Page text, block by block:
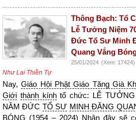
Thông Bạch: Tổ
Lễ Tưởng Niệm
Đức Tổ Sư Minh
Quang Vắng
25/01/2024 (Xem: 17424)
Như Lai Thiền Tự
Nay,Giáo Hội Phật Giáo Tăng Già
Giới thành kínhtổ chức: LỄ TƯỞNG
NĂM ĐỨC TỔ SƯ MINH ĐĂNG
BÓNG (1954 – 2024) Nhân đây sẽ